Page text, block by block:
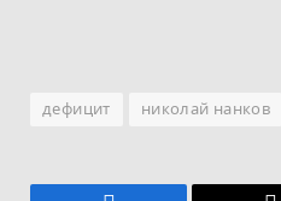
дефицит николай нанков